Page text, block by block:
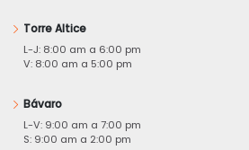
Torre Altice
L-J: 8:00 am a 6:00 pm
V: 8:00 am a 5:00 pm
Bávaro
L-V: 9:00 am a 7:00 pm
S: 9:00 am a 2:00 pm